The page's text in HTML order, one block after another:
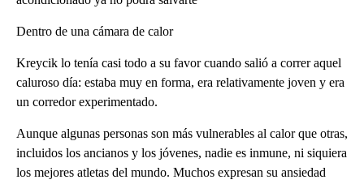
Dentro de una cámara de calor
Kreycik lo tenía casi todo a su favor cuando salió a correr aquel
caluroso día: estaba muy en forma, era relativamente joven y era
un corredor experimentado.
Aunque algunas personas son más vulnerables al calor que otras,
incluidos los ancianos y los jóvenes, nadie es inmune, ni siquiera
los mejores atletas del mundo. Muchos expresan su ansiedad